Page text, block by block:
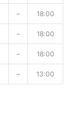
– 18:00
– 18:00
– 18:00
– 13:00